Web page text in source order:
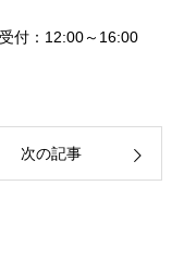
付：12:00～16:00
次の記事